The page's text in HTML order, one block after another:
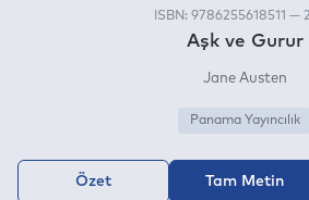
ISBN: 9786255618511 —
Aşk ve Gurur
Jane Austen
Panama Yayıncılık
Özet Tam Metin